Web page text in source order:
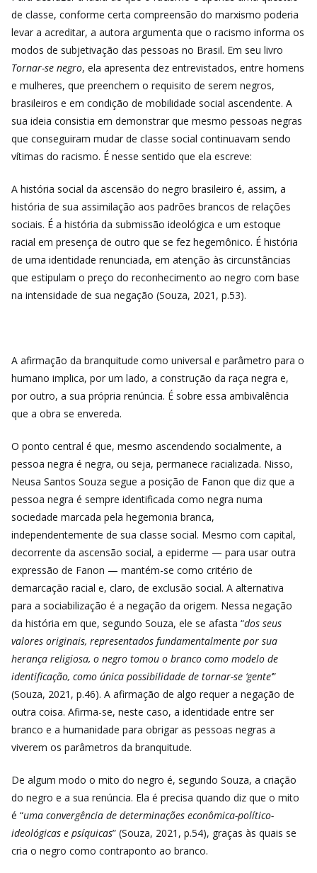
de classe, conforme certa compreensão do marxismo poderia
levar a acreditar, a autora argumenta que o racismo informa os
modos de subjetivação das pessoas no Brasil. Em seu livro
Tornar-se negro, ela apresenta dez entrevistados, entre homens
e mulheres, que preenchem o requisito de serem negros,
brasileiros e em condição de mobilidade social ascendente. A
sua ideia consistia em demonstrar que mesmo pessoas negras
que conseguiram mudar de classe social continuavam sendo
vítimas do racismo. É nesse sentido que ela escreve:
A história social da ascensão do negro brasileiro é, assim, a
história de sua assimilação aos padrões brancos de relações
sociais. É a história da submissão ideológica e um estoque
racial em presença de outro que se fez hegemônico. É história
de uma identidade renunciada, em atenção às circunstâncias
que estipulam o preço do reconhecimento ao negro com base
na intensidade de sua negação (Souza, 2021, p.53).
A afirmação da branquitude como universal e parâmetro para o
humano implica, por um lado, a construção da raça negra e,
por outro, a sua própria renúncia. É sobre essa ambivalência
que a obra se envereda.
O ponto central é que, mesmo ascendendo socialmente, a
pessoa negra é negra, ou seja, permanece racializada. Nisso,
Neusa Santos Souza segue a posição de Fanon que diz que a
pessoa negra é sempre identificada como negra numa
sociedade marcada pela hegemonia branca,
independentemente de sua classe social. Mesmo com capital,
decorrente da ascensão social, a epiderme — para usar outra
expressão de Fanon — mantém-se como critério de
demarcação racial e, claro, de exclusão social. A alternativa
para a sociabilização é a negação da origem. Nessa negação
da história em que, segundo Souza, ele se afasta “dos seus
valores originais, representados fundamentalmente por sua
herança religiosa, o negro tomou o branco como modelo de
identificação, como única possibilidade de tornar-se ‘gente’”
(Souza, 2021, p.46). A afirmação de algo requer a negação de
outra coisa. Afirma-se, neste caso, a identidade entre ser
branco e a humanidade para obrigar as pessoas negras a
viverem os parâmetros da branquitude.
De algum modo o mito do negro é, segundo Souza, a criação
do negro e a sua renúncia. Ela é precisa quando diz que o mito
é “uma convergência de determinações econômica-político-
ideológicas e psíquicas” (Souza, 2021, p.54), graças às quais se
cria o negro como contraponto ao branco.